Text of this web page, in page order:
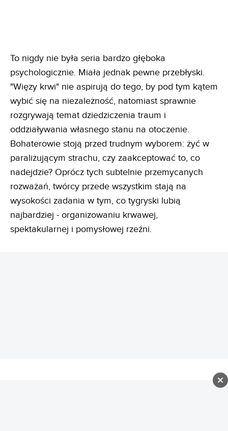
To nigdy nie była seria bardzo głęboka
psychologicznie. Miała jednak pewne przebłyski.
"Więzy krwi" nie aspirują do tego, by pod tym kątem
wybić się na niezależność, natomiast sprawnie
rozgrywają temat dziedziczenia traum i
oddziaływania własnego stanu na otoczenie.
Bohaterowie stoją przed trudnym wyborem: żyć w
paraliżującym strachu, czy zaakceptować to, co
nadejdzie? Oprócz tych subtelnie przemycanych
rozważań, twórcy przede wszystkim stają na
wysokości zadania w tym, co tygryski lubią
najbardziej - organizowaniu krwawej,
spektakularnej i pomysłowej rzeźni.